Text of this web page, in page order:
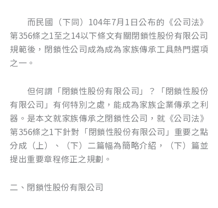
而民國（下同）104年7月1日公布的《公司法》
第356條之1至之14以下條文有關閉鎖性股份有限公司
規範後，閉鎖性公司成為成為家族傳承工具熱門選項
之一。
但何謂「閉鎖性股份有限公司」？「閉鎖性股份
有限公司」有何特別之處，能成為家族企業傳承之利
器。是本文就家族傳承之閉鎖性公司，就《公司法》
第356條之1下針對「閉鎖性股份有限公司」重要之點
分成（上）、（下）二篇幅為簡略介紹，（下）篇並
提出重要章程修正之規劃。
二、閉鎖性股份有限公司